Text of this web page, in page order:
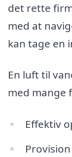
det rette
med at
kan tage en
En luft til
med mange
Effektiv